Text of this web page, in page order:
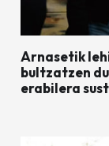
Arnasetik
bultzatzen
erabilera